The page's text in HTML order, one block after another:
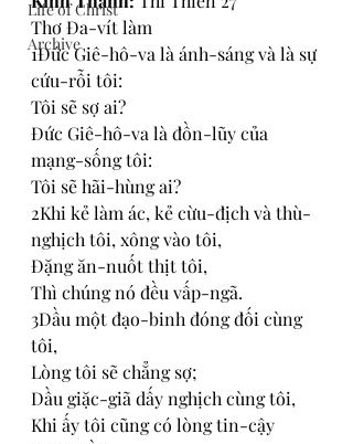
Life of Christ
Archive
Thơ Đa-vít làm
1Đức Giê-hô-va là ánh-sáng và là sự
cứu-rỗi tôi:
Tôi sẽ sợ ai?
Đức Giê-hô-va là đồn-lũy của
mạng-sống tôi:
Tôi sẽ hãi-hùng ai?
2Khi kẻ làm ác, kẻ cừu-địch và thù-
nghịch tôi, xông vào tôi,
Đặng ăn-nuốt thịt tôi,
Thì chúng nó đều vấp-ngã.
3Dầu một đạo-binh đóng đối cùng
tôi,
Lòng tôi sẽ chẳng sợ;
Dầu giặc-giã dấy nghịch cùng tôi,
Khi ấy tôi cũng có lòng tin-cậy